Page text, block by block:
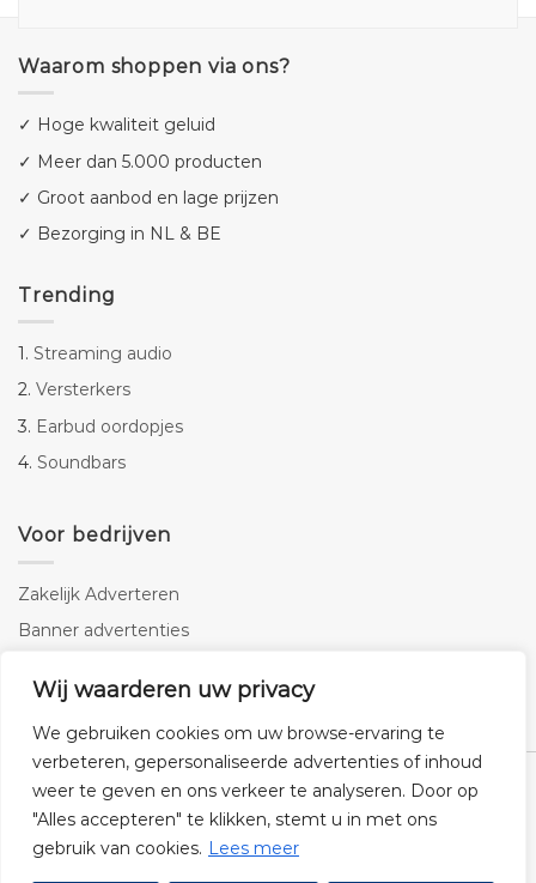
Wij waarderen uw privacy
We gebruiken cookies om uw browse-ervaring te
verbeteren, gepersonaliseerde advertenties of inhoud
weer te geven en ons verkeer te analyseren. Door op
"Alles accepteren" te klikken, stemt u in met ons
gebruik van cookies. Lees meer
Waarom shoppen via ons?
✓ Hoge kwaliteit geluid
✓ Meer dan 5.000 producten
✓ Groot aanbod en lage prijzen
✓ Bezorging in NL & BE
Trending
1. Streaming audio
2. Versterkers
3. Earbud oordopjes
4. Soundbars
Voor bedrijven
Zakelijk Adverteren
Banner advertenties
SEO copywriting